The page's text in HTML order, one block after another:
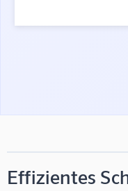
Effizientes